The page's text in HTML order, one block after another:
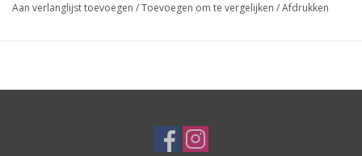
Aan verlanglijst toevoegen /Toevoegen om te vergelijken /Afdrukken